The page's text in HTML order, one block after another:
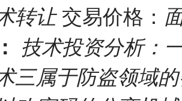
转让 交易价格：
技术投资分析：
三属于防盗领域